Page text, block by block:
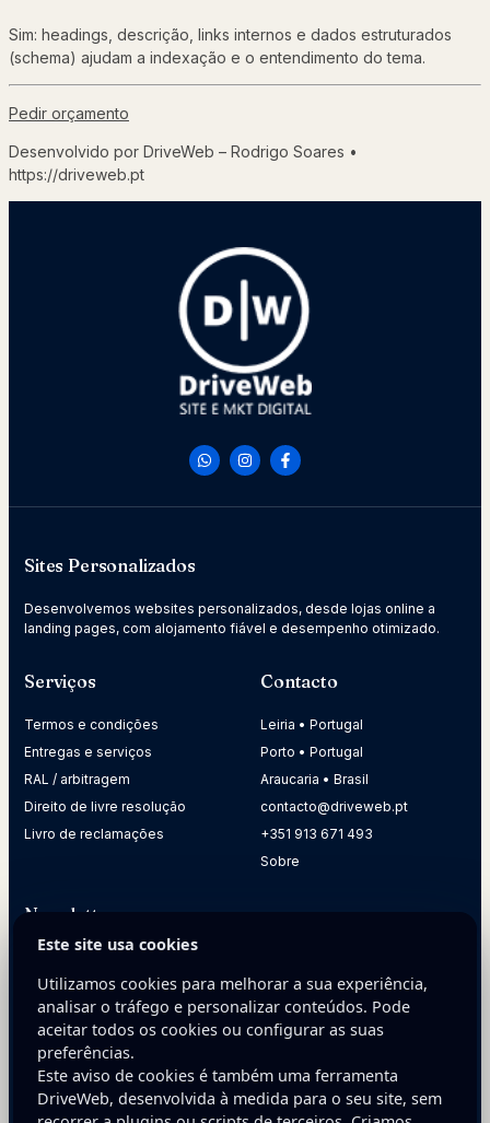
Sim: headings, descrição, links internos e dados estruturados
(schema) ajudam a indexação e o entendimento do tema.
Pedir orçamento
Desenvolvido por DriveWeb – Rodrigo Soares •
https://driveweb.pt
Sites Personalizados
Desenvolvemos websites personalizados, desde lojas online a
landing pages, com alojamento fiável e desempenho otimizado.
Serviços
Termos e condições
Entregas e serviços
RAL / arbitragem
Direito de livre resolução
Livro de reclamações
Contacto
Leiria • Portugal
Porto • Portugal
Araucaria • Brasil
contacto@driveweb.pt
+351 913 671 493
Sobre
Newsletter
sua empresa.
E-mail
Este site usa cookies
Utilizamos cookies para melhorar a sua experiência,
analisar o tráfego e personalizar conteúdos. Pode
aceitar todos os cookies ou configurar as suas
preferências.
Este aviso de cookies é também uma ferramenta
DriveWeb, desenvolvida à medida para o seu site, sem